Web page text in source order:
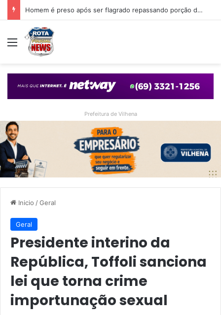
Homem é preso após ser flagrado repassando porção de maconha a garoto de 14 anos em praça de Vilhena
Menu
Prefeitura de Vilhena
Inicio /Geral
Geral
Presidente interino da
República, Toffoli sanciona
lei que torna crime
importunação sexual